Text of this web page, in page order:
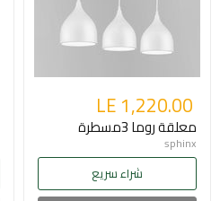
LE 1,220.00
معلقة روما 3مسطرة
sphinx
شراء سريع